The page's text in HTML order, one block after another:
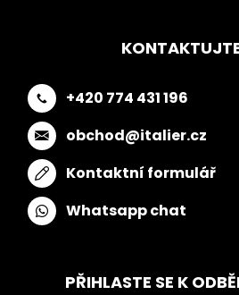
+420 774 431 196
obchod@italier.cz
Kontaktní formulář
Whatsapp chat
PŘIHLASTE SE K